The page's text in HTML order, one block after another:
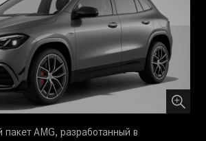
AMG, разработанный в